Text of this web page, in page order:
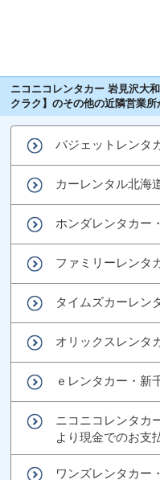
ニコニコレンタカー 岩見沢大
クラク】のその他の近隣営業所
バジェットレンタ
カーレンタル北海
ホンダレンタカー
ファミリーレンタ
タイムズカーレン
オリックスレンタ
ｅレンタカー・新
ニコニコレンタカ
より現金でのお支
ワンズレンタカー